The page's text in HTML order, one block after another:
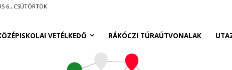
6., CSÜTÖRTÖK
VETÉLKEDŐ RÁKÓCZI TÚRAÚTVONALAK